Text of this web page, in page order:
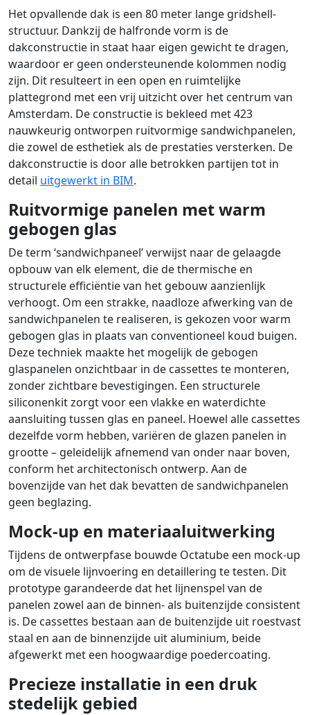
Het opvallende dak is een 80 meter lange gridshell-
structuur. Dankzij de halfronde vorm is de
dakconstructie in staat haar eigen gewicht te dragen,
waardoor er geen ondersteunende kolommen nodig
zijn. Dit resulteert in een open en ruimtelijke
plattegrond met een vrij uitzicht over het centrum van
Amsterdam. De constructie is bekleed met 423
nauwkeurig ontworpen ruitvormige sandwichpanelen,
die zowel de esthetiek als de prestaties versterken. De
dakconstructie is door alle betrokken partijen tot in
detail uitgewerkt in BIM.
Ruitvormige panelen met warm
gebogen glas
De term ‘sandwichpaneel’ verwijst naar de gelaagde
opbouw van elk element, die de thermische en
structurele efficiëntie van het gebouw aanzienlijk
verhoogt. Om een strakke, naadloze afwerking van de
sandwichpanelen te realiseren, is gekozen voor warm
gebogen glas in plaats van conventioneel koud buigen.
Deze techniek maakte het mogelijk de gebogen
glaspanelen onzichtbaar in de cassettes te monteren,
zonder zichtbare bevestigingen. Een structurele
siliconenkit zorgt voor een vlakke en waterdichte
aansluiting tussen glas en paneel. Hoewel alle cassettes
dezelfde vorm hebben, variëren de glazen panelen in
grootte – geleidelijk afnemend van onder naar boven,
conform het architectonisch ontwerp. Aan de
bovenzijde van het dak bevatten de sandwichpanelen
geen beglazing.
Mock-up en materiaaluitwerking
Tijdens de ontwerpfase bouwde Octatube een mock-up
om de visuele lijnvoering en detaillering te testen. Dit
prototype garandeerde dat het lijnenspel van de
panelen zowel aan de binnen- als buitenzijde consistent
is. De cassettes bestaan aan de buitenzijde uit roestvast
staal en aan de binnenzijde uit aluminium, beide
afgewerkt met een hoogwaardige poedercoating.
Precieze installatie in een druk
stedelijk gebied